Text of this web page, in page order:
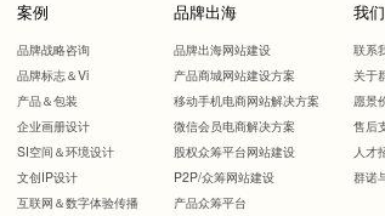
案例
品牌战略咨询
品牌标志＆Vi
产品＆包装
企业画册设计
SI空间＆环境设计
文创IP设计
互联网＆数字体验传播
品牌出海
品牌出海网站建设
产品商城网站建设方案
移动手机电商网站解决方案
微信会员电商解决方案
股权众筹平台网站建设
P2P/众筹网站建设
产品众筹平台
我们
联系
关于
愿景
售后
人才
群诺